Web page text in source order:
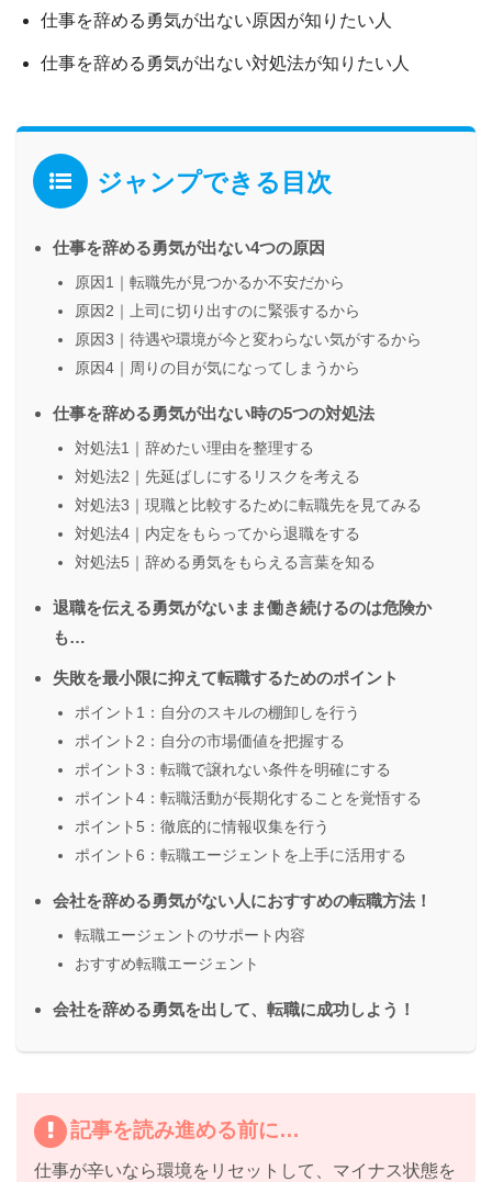
仕事を辞める勇気が出ない原因が知りたい人
仕事を辞める勇気が出ない対処法が知りたい人
ジャンプできる目次
仕事を辞める勇気が出ない4つの原因
原因1｜転職先が見つかるか不安だから
原因2｜上司に切り出すのに緊張するから
原因3｜待遇や環境が今と変わらない気がするから
原因4｜周りの目が気になってしまうから
仕事を辞める勇気が出ない時の5つの対処法
対処法1｜辞めたい理由を整理する
対処法2｜先延ばしにするリスクを考える
対処法3｜現職と比較するために転職先を見てみる
対処法4｜内定をもらってから退職をする
対処法5｜辞める勇気をもらえる言葉を知る
退職を伝える勇気がないまま働き続けるのは危険か
も…
失敗を最小限に抑えて転職するためのポイント
ポイント1：自分のスキルの棚卸しを行う
ポイント2：自分の市場価値を把握する
ポイント3：転職で譲れない条件を明確にする
ポイント4：転職活動が長期化することを覚悟する
ポイント5：徹底的に情報収集を行う
ポイント6：転職エージェントを上手に活用する
会社を辞める勇気がない人におすすめの転職方法！
転職エージェントのサポート内容
おすすめ転職エージェント
会社を辞める勇気を出して、転職に成功しよう！
記事を読み進める前に…
仕事が辛いなら環境をリセット して、マイナス状態を